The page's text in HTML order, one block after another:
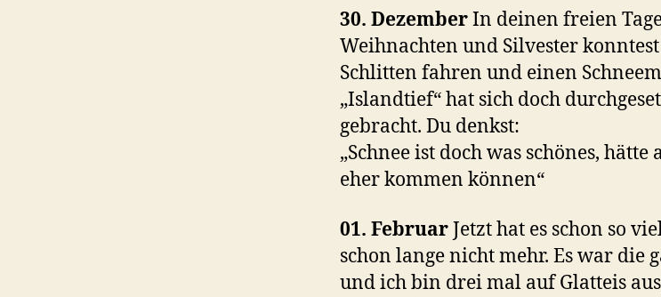
30. DezemberIn deinen freien
Weihnachten und Silvester
Schlitten fahren und einen
„Islandtief“ hat sich doch
gebracht. Du denkst:
„Schnee ist doch was schönes,
eher kommen können“
01. FebruarJetzt hat es schon so
schon lange nicht mehr. Es war die
und ich bin drei mal auf Glatteis